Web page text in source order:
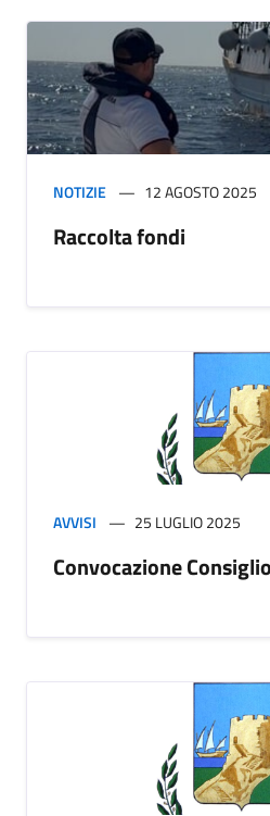
NOTIZIE 12 AGOSTO 2025
Raccolta fondi
AVVISI 25 LUGLIO 2025
Convocazione